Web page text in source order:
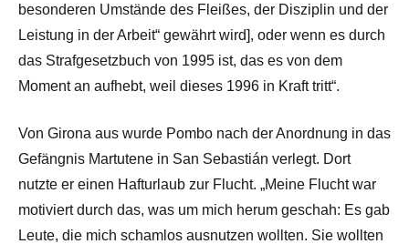
besonderen Umstände des Fleißes, der Disziplin und der
Leistung in der Arbeit“ gewährt wird], oder wenn es durch
das Strafgesetzbuch von 1995 ist, das es von dem
Moment an aufhebt, weil dieses 1996 in Kraft tritt“.
Von Girona aus wurde Pombo nach der Anordnung in das
Gefängnis Martutene in San Sebastián verlegt. Dort
nutzte er einen Hafturlaub zur Flucht. „Meine Flucht war
motiviert durch das, was um mich herum geschah: Es gab
Leute, die mich schamlos ausnutzen wollten. Sie wollten